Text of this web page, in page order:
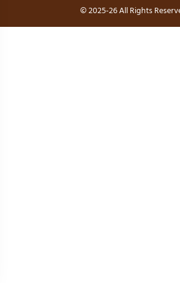
© 2025-26 All Rights